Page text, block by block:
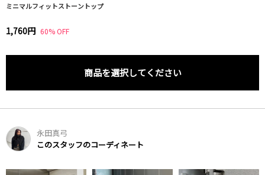
ミニマルフィットストーントップ
1,760円 60% OFF
商品を選択してください
永田真弓
このスタッフのコーディネート